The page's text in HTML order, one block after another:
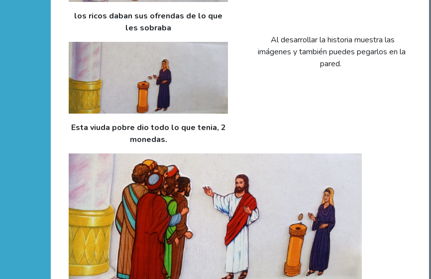
los ricos daban sus ofrendas de lo que
les sobraba
Esta viuda pobre dio todo lo que tenia, 2
monedas.
Al desarrollar la historia muestra las
imágenes y también puedes pegarlos en la
pared.